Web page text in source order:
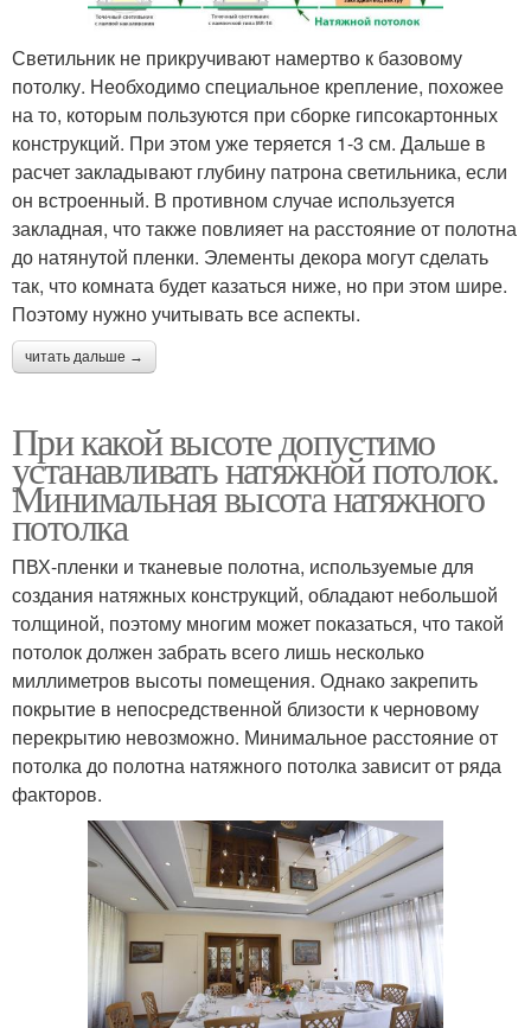
Светильник не прикручивают намертво к базовому
потолку. Необходимо специальное крепление, похожее
на то, которым пользуются при сборке гипсокартонных
конструкций. При этом уже теряется 1-3 см. Дальше в
расчет закладывают глубину патрона светильника, если
он встроенный. В противном случае используется
закладная, что также повлияет на расстояние от полотна
до натянутой пленки. Элементы декора могут сделать
так, что комната будет казаться ниже, но при этом шире.
Поэтому нужно учитывать все аспекты.
читать дальше →
При какой высоте допустимо
устанавливать натяжной потолок.
Минимальная высота натяжного
потолка
ПВХ-пленки и тканевые полотна, используемые для
создания натяжных конструкций, обладают небольшой
толщиной, поэтому многим может показаться, что такой
потолок должен забрать всего лишь несколько
миллиметров высоты помещения. Однако закрепить
покрытие в непосредственной близости к черновому
перекрытию невозможно. Минимальное расстояние от
потолка до полотна натяжного потолка зависит от ряда
факторов.